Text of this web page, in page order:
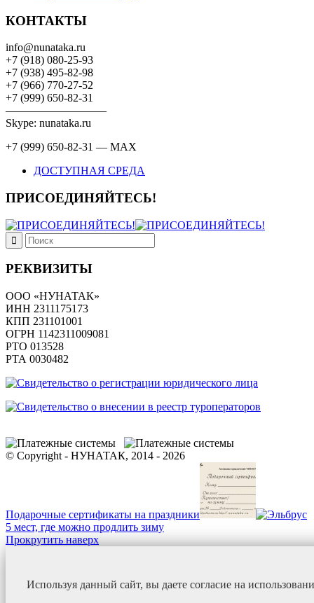
КОНТАКТЫ
info@nunataka.ru
+7 (918) 080-25-93
+7 (938) 495-82-98
+7 (966) 770-27-52
+7 (999) 650-82-31
—————————
Skype: nunataka.ru
+7 (999) 650-82-31 — MAX
ДОСТУПНАЯ СРЕДА
ПРИСОЕДИНЯЙТЕСЬ!
РЕКВИЗИТЫ
ООО «НУНАТАК»
ИНН 2311175173
КПП 231101001
ОГРН 1142311009081
PTO 013528
РТА 0030482
© Copyright - НУНАТАК, 2014 - 2026
Подарочные сертификаты на праздники
5 мест, где можно продлить зиму
Прокрутить наверх
Используя данный сайт, вы даете согласие на